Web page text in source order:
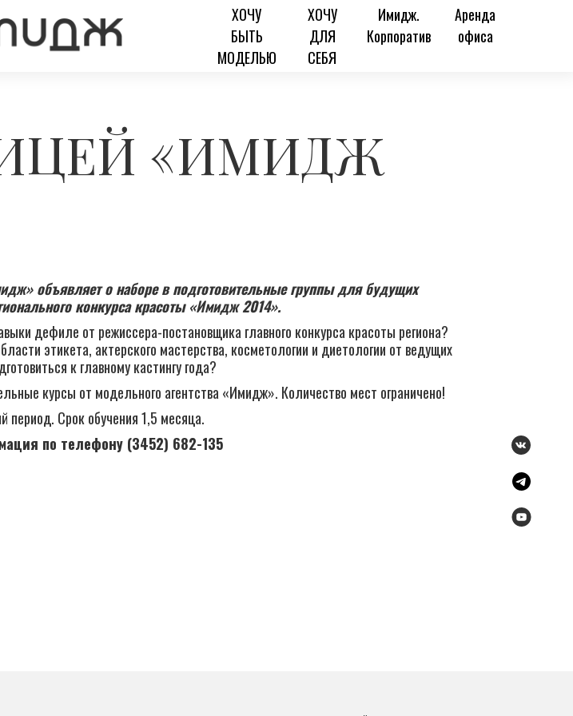
ХОЧУ
БЫТЬ
МОДЕЛЬЮ
ХОЧУ
ДЛЯ
СЕБЯ
Имидж.
Корпоратив
Аренда
офиса
«ИМИДЖ
объявляет о наборе в подготовительные группы для будущих
конкурса красоты «Имидж 2014».
дефиле от режиссера-постановщика главного конкурса красоты региона?
этикета, актерского мастерства, косметологии и диетологии от ведущих
к главному кастингу года?
курсы от модельного агентства «Имидж». Количество мест ограничено!
период. Срок обучения 1,5 месяца.
по телефону (3452) 682-135